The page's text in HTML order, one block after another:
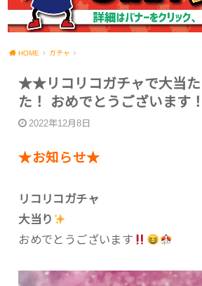
HOME ガチャ
★★リコリコガチャで大当た
た！ おめでとうございま
2022年12月8日
★お知らせ★
リコリコガチャ
大当り
おめでとうございます